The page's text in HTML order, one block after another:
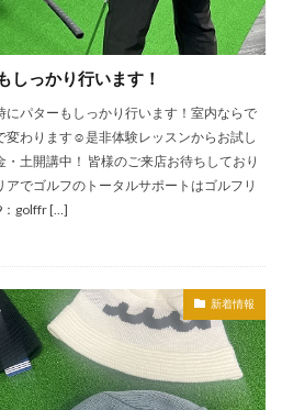
しっかり行います！
パターもしっかり行います！室内ならで
変わります☺是非体験レッスンからお試し
・土開講中！ 皆様のご来店お待ちしており
でゴルフのトータルサポートはゴルフリ
：golffr […]
新着情報